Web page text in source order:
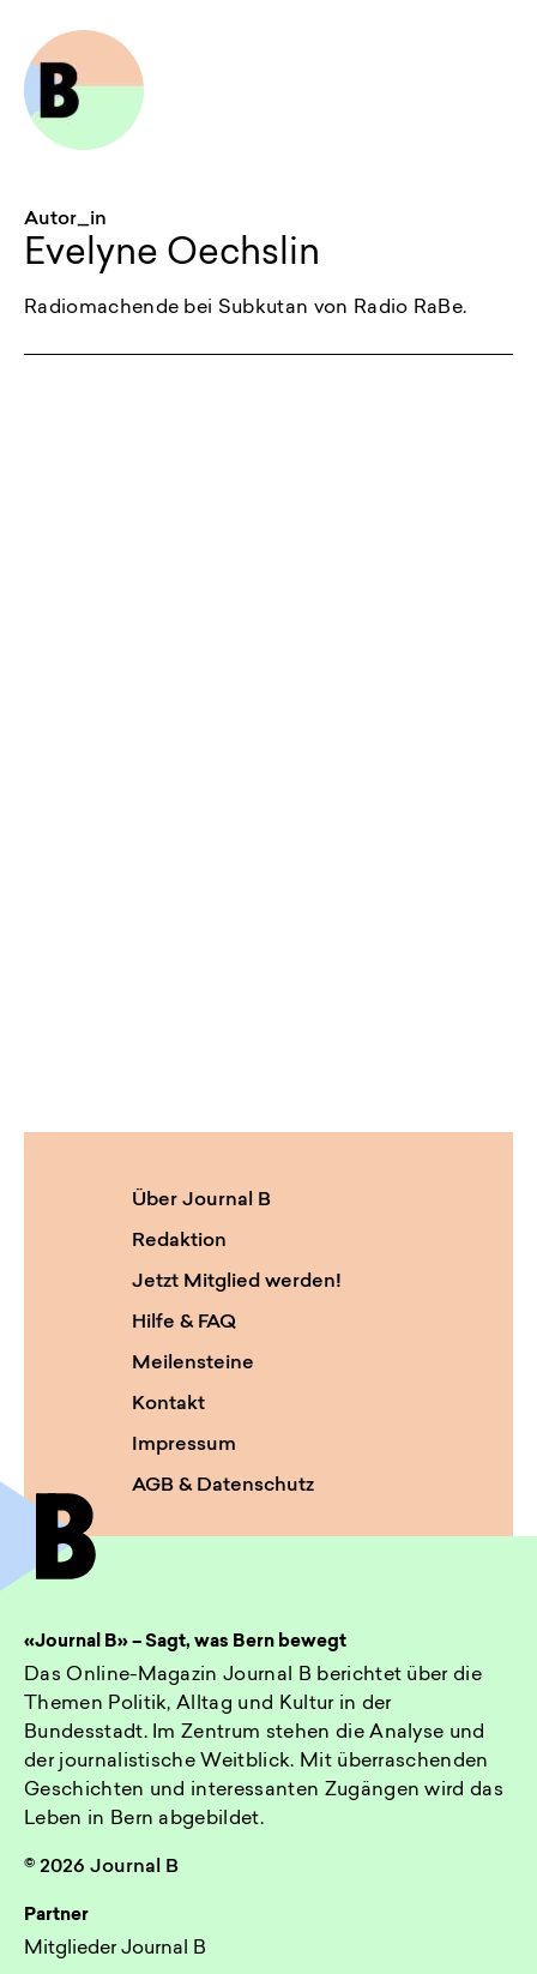
Autor_in
Evelyne Oechslin
Radiomachende bei Subkutan von Radio RaBe.
Über Journal B
Redaktion
Jetzt Mitglied werden!
Hilfe & FAQ
Meilensteine
Kontakt
Impressum
AGB & Datenschutz
«Journal B» – Sagt, was Bern bewegt
Das Online-Magazin Journal B berichtet über die
Themen Politik, Alltag und Kultur in der
Bundesstadt. Im Zentrum stehen die Analyse und
der journalistische Weitblick. Mit überraschenden
Geschichten und interessanten Zugängen wird das
Leben in Bern abgebildet.
© 2026 Journal B
Partner
Mitglieder Journal B